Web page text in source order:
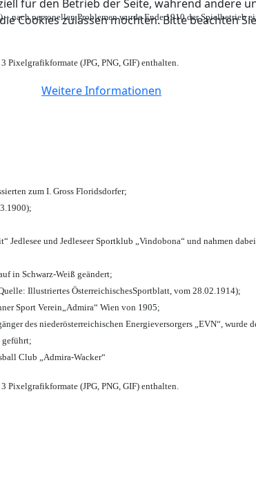
für den Betrieb der Seite, während andere
Cookies zulassen möchten. Bitte beachten
Weitere Informationen
nach personellen Problemen wurde Ende 1910 der
Pixelgrafikformate (JPG, PNG, GIF) enthalten.
zum I. Gross Floridsdorfer;
und Jedleseer Sportklub „Vindobona“ und nahmen
in Schwarz-Weiß geändert;
Illustriertes ÖsterreichischesSportblatt, vom 28.02.1914);
Sport Verein„Admira“ Wien von 1905;
des niederösterreichischen Energieversorgers „EVN“,
geführt;
Club „Admira-Wacker“
Pixelgrafikformate (JPG, PNG, GIF) enthalten.